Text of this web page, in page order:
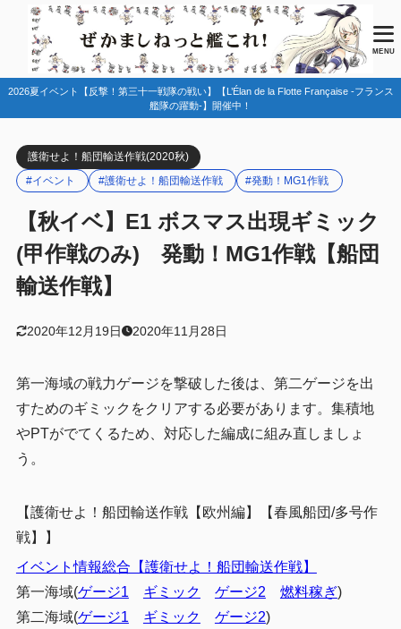
MENU
2026夏イベント【反撃！第三十一戦隊の戦い】【L’Élan de la Flotte Française -フランス
艦隊の躍動-】開催中！
護衛せよ！船団輸送作戦(2020秋)
#イベント
#護衛せよ！船団輸送作戦 #発動！MG1作戦
【秋イベ】E1 ボスマス出現ギミック
(甲作戦のみ) 発動！MG1作戦【船団
輸送作戦】
2020年12月19日 2020年11月28日
第一海域の戦力ゲージを撃破した後は、第二ゲージを出
すためのギミックをクリアする必要があります。集積地
やPTがでてくるため、対応した編成に組み直しましょ
う。
【護衛せよ！船団輸送作戦【欧州編】【春風船団/多号作
戦】
】
イベント情報総合【護衛せよ！船団輸送作戦】
第一海域(ゲージ1 ギミック ゲージ2 燃料稼ぎ)
第二海域(ゲージ1 ギミック ゲージ2)
目次
1
1.2 敵編成
1.3 史実艦/特効艦
1.4 第一海域開放手順
2 編成例
2.1 基地航空隊